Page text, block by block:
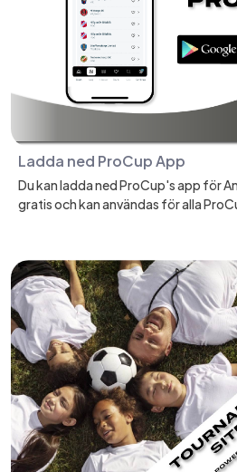
Ladda ned ProCup App
Du kan ladda ned ProCup's app för
gratis och kan användas för alla